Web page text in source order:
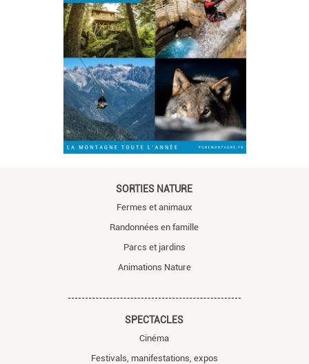
SORTIES NATURE
Fermes et animaux
Randonnées en famille
Parcs et jardins
Animations Nature
SPECTACLES
Cinéma
Festivals, manifestations, expos